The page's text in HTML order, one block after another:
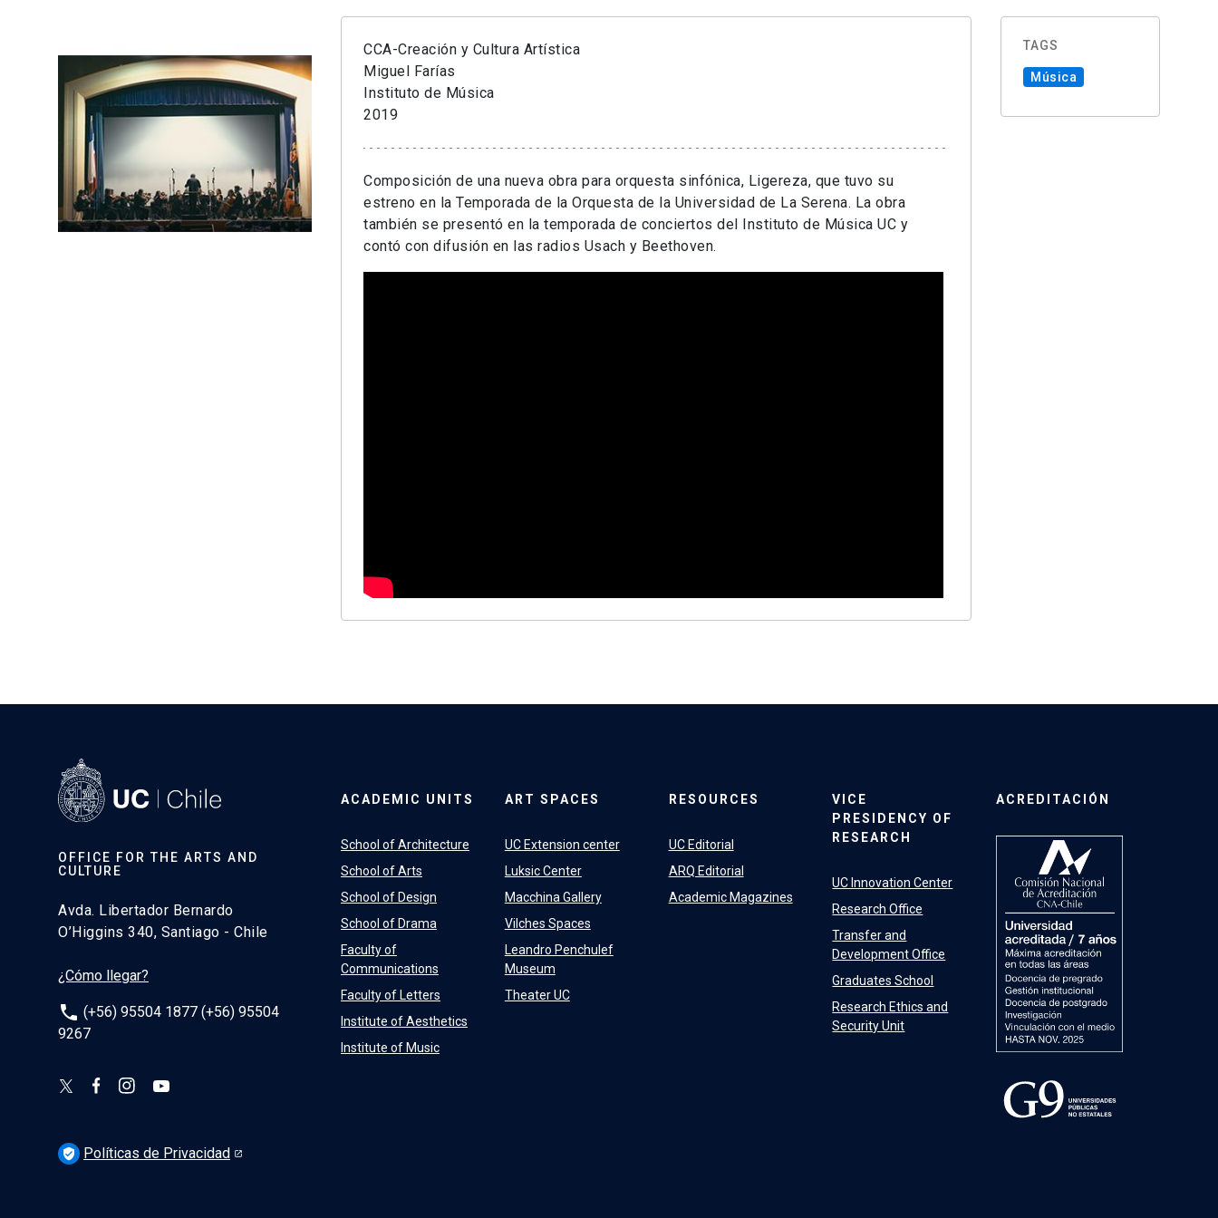
CCA-Creación y Cultura Artística
Miguel Farías
Instituto de Música
2019
Composición de una nueva obra para orquesta sinfónica, Ligereza, que tuvo su
estreno en la Temporada de la Orquesta de la Universidad de La Serena. La obra
también se presentó en la temporada de conciertos del Instituto de Música UC y
contó con difusión en las radios Usach y Beethoven.
TAGS
Música
OFFICE FOR THE ARTS AND
CULTURE
Avda. Libertador Bernardo
O’Higgins 340, Santiago - Chile
¿Cómo llegar?
phone (+56) 95504 1877 (+56) 95504
9267
ACADEMIC UNITS
School of Architecture
School of Arts
School of Design
School of Drama
Faculty of
Communications
Faculty of Letters
Institute of Aesthetics
Institute of Music
ART SPACES
UC Extension center
Luksic Center
Macchina Gallery
Vilches Spaces
Leandro Penchulef
Museum
Theater UC
RESOURCES
UC Editorial
ARQ Editorial
Academic Magazines
VICE
PRESIDENCY OF
RESEARCH
UC Innovation Center
Research Office
Transfer and
Development Office
Graduates School
Research Ethics and
Security Unit
ACREDITACIÓN
verified_user Políticas de Privacidad